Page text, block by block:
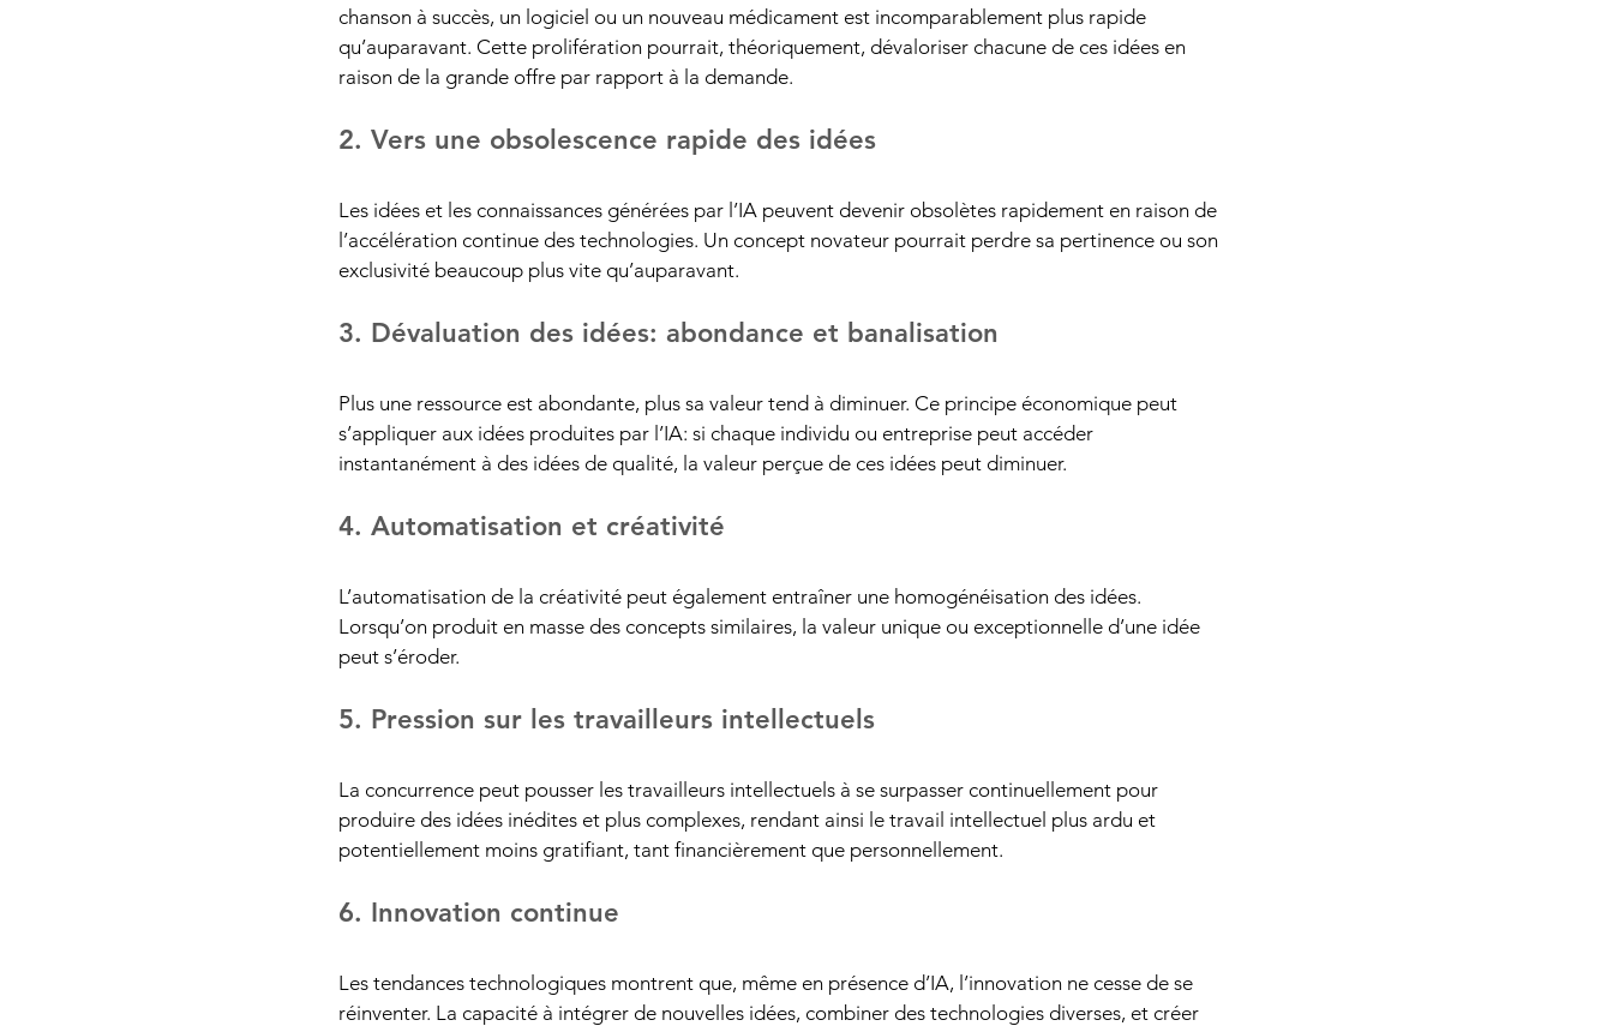
chanson à succès, un logiciel ou un nouveau médicament est incomparablement plus rapide
qu’auparavant. Cette prolifération pourrait, théoriquement, dévaloriser chacune de ces idées en
raison de la grande offre par rapport à la demande.
2. Vers une obsolescence rapide des idées
Les idées et les connaissances générées par l’IA peuvent devenir obsolètes rapidement en raison de
l’accélération continue des technologies. Un concept novateur pourrait perdre sa pertinence ou son
exclusivité beaucoup plus vite qu’auparavant.
3. Dévaluation des idées: abondance et banalisation
Plus une ressource est abondante, plus sa valeur tend à diminuer. Ce principe économique peut
s’appliquer aux idées produites par l’IA: si chaque individu ou entreprise peut accéder
instantanément à des idées de qualité, la valeur perçue de ces idées peut diminuer.
4. Automatisation et créativité
L’automatisation de la créativité peut également entraîner une homogénéisation des idées.
Lorsqu’on produit en masse des concepts similaires, la valeur unique ou exceptionnelle d’une idée
peut s’éroder.
5. Pression sur les travailleurs intellectuels
La concurrence peut pousser les travailleurs intellectuels à se surpasser continuellement pour
produire des idées inédites et plus complexes, rendant ainsi le travail intellectuel plus ardu et
potentiellement moins gratifiant, tant financièrement que personnellement.
6. Innovation continue
Les tendances technologiques montrent que, même en présence d’IA, l’innovation ne cesse de se
réinventer. La capacité à intégrer de nouvelles idées, combiner des technologies diverses, et créer